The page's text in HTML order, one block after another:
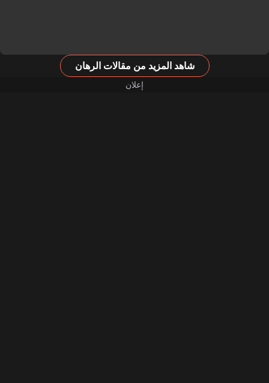
شاهد المزيد من مقالات الرهان